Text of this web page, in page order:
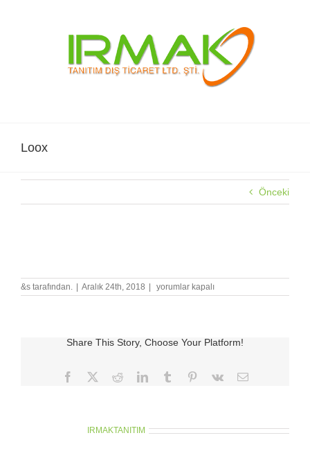
Loox
Önceki
&s tarafından. Aralık 24th, 2018
Loox
için
yorumlar kapalı
Share This Story, Choose Your Platform!
Facebook RedditLinkedInTumblr Pinterest
Vk
E-
IRMAKTANITIM